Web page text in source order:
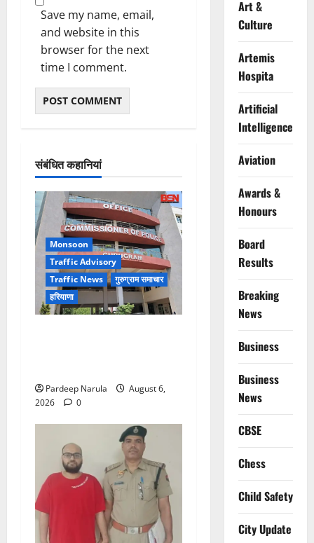
Save my name, email,
and website in this
browser for the next
time I comment.
संबंधित कहानियां
Monsoon
Traffic Advisory
Traffic News
गुरुग्राम समाचार
हरियाणा
Pardeep Narula
August 6,
2026
0
Art &
Culture
Artemis
Hospita
Artificial
Intelligence
Aviation
Awards &
Honours
Board
Results
Breaking
News
Business
Business
News
CBSE
Chess
Child Safety
City Update